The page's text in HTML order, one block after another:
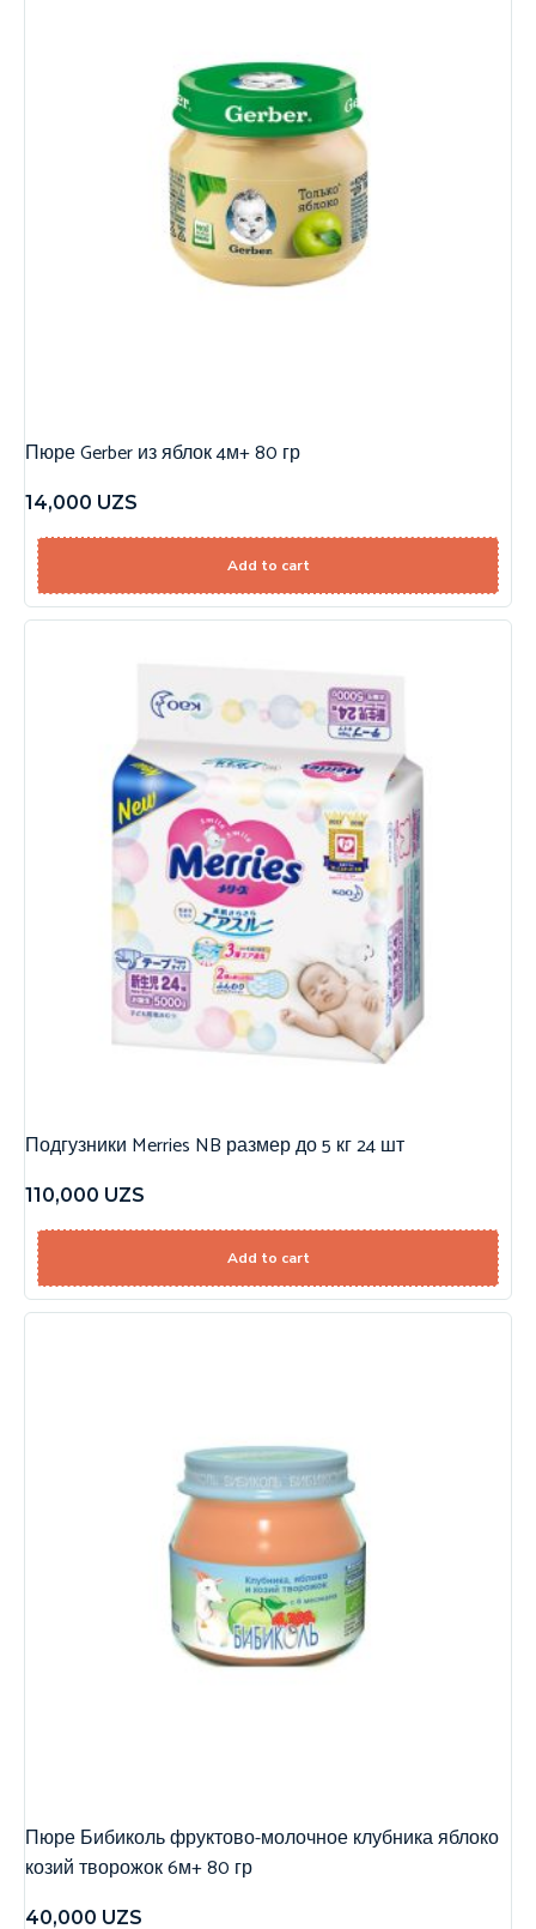
Пюре Gerber из яблок 4м+ 80 гр
14,000 UZS
Add to cart
Подгузники Merries NB размер до 5 кг 24 шт
110,000 UZS
Add to cart
Пюре Бибиколь фруктово-молочное клубника яблоко
козий творожок 6м+ 80 гр
40,000 UZS